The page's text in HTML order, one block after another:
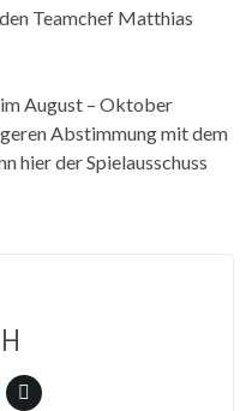
Teamchef Matthias
August – Oktober
Abstimmung mit dem
hier der Spielausschuss